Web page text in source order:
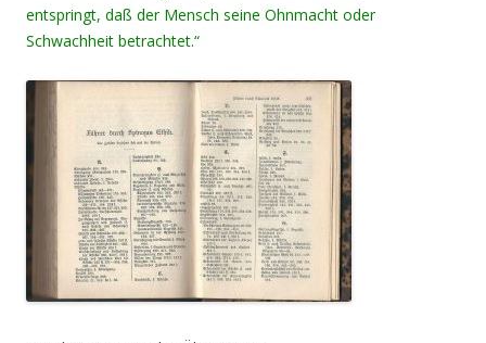
entspringt, daß der Mensch seine Ohnmacht oder
Schwachheit betrachtet.“